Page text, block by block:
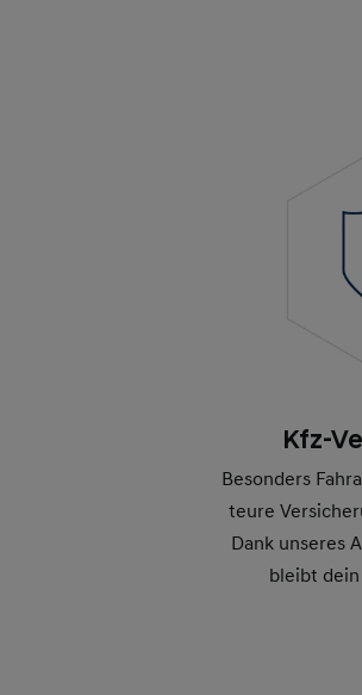
Kfz-
Besonders
teure
Dank unseres
bleibt